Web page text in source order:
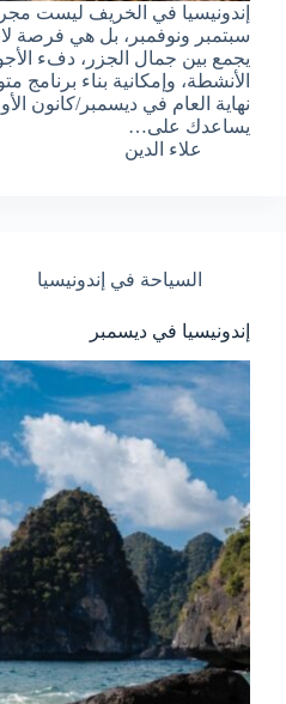
إندونيسيا في الخريف ليست
سبتمبر ونوفمبر، بل هي فرصة
يجمع بين جمال الجزر، دفء
الأنشطة، وإمكانية بناء برنامج
نهاية العام في ديسمبر/كانون
يساعدك على…
علاء الدين
السياحة في إندونيسيا
إندونيسيا في ديسمبر